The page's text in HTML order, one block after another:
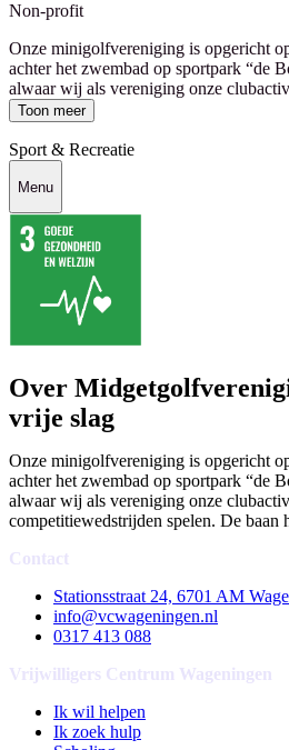
Non-profit
Onze minigolfvereniging is opgericht
achter het zwembad op sportpark “de
alwaar wij als vereniging onze
Toon meer
Sport & Recreatie
Menu
Over
vrije slag
Onze minigolfvereniging is opgericht
achter het zwembad op sportpark “de
alwaar wij als vereniging onze
competitiewedstrijden spelen. De baan
Contact
Stationsstraat 24, 6701 AM
info@vcwageningen.nl
0317 413 088
Vrijwilligers Centrum Wageningen
Ik wil helpen
Ik zoek hulp